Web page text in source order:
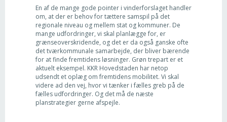
En af de mange gode pointer i vinderforslaget handler
om, at der er behov for tættere samspil på det
regionale niveau og mellem stat og kommuner. De
mange udfordringer, vi skal planlægge for, er
grænseoverskridende, og det er da også ganske ofte
det tværkommunale samarbejde, der bliver bærende
for at finde fremtidens løsninger. Grøn trepart er et
aktuelt eksempel. KKR Hovedstaden har netop
udsendt et oplæg om fremtidens mobilitet. Vi skal
videre ad den vej, hvor vi tænker i fælles greb på de
fælles udfordringer. Og det må de næste
planstrategier gerne afspejle.